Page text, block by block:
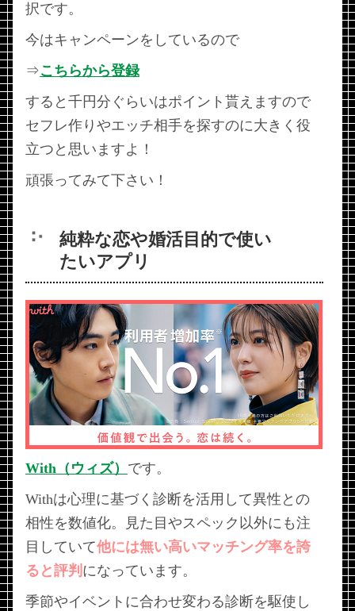
択です。
今はキャンペーンをしているので
⇒こちらから登録
すると千円分ぐらいはポイント貰えますので
セフレ作りやエッチ相手を探すのに大きく役
立つと思いますよ！
頑張ってみて下さい！
純粋な恋や婚活目的で使い
たいアプリ
With（ウィズ） です。
Withは心理に基づく診断を活用して異性との
相性を数値化。見た目やスペック以外にも注
目していて他には無い高いマッチング率を誇
ると評判 になっています。
季節やイベントに合わせ変わる診断を駆使し